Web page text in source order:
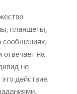
планшеты,
сообщениях,
отвечает на
не
это действие.